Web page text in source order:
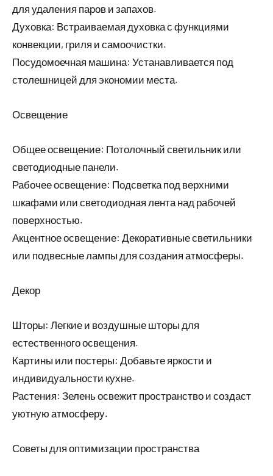
для удаления паров и запахов.
Духовка: Встраиваемая духовка с функциями
конвекции, гриля и самоочистки.
Посудомоечная машина: Устанавливается под
столешницей для экономии места.
Освещение
Общее освещение: Потолочный светильник или
светодиодные панели.
Рабочее освещение: Подсветка под верхними
шкафами или светодиодная лента над рабочей
поверхностью.
Акцентное освещение: Декоративные светильники
или подвесные лампы для создания атмосферы.
Декор
Шторы: Легкие и воздушные шторы для
естественного освещения.
Картины или постеры: Добавьте яркости и
индивидуальности кухне.
Растения: Зелень освежит пространство и создаст
уютную атмосферу.
Советы для оптимизации пространства